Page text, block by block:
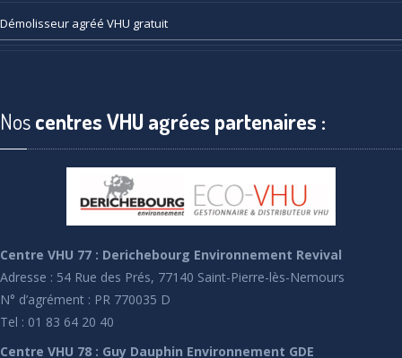
Démolisseur agréé VHU gratuit
Noscentres VHU agrées partenaires :
Centre VHU 77 : Derichebourg Environnement Revival
Adresse : 54 Rue des Prés, 77140 Saint-Pierre-lès-Nemours
N° d’agrément : PR 770035 D
Tel : 01 83 64 20 40
Centre VHU 78 : Guy Dauphin Environnement GDE